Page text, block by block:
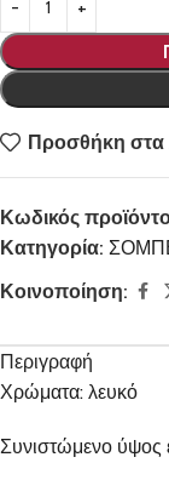
Προσθήκη
Κωδικός
Κατηγορία:
Κοινοποίηση:
Περιγραφή
Χρώματα: λευκό
Συνιστώμενο ύψος